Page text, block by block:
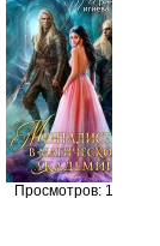
Просмотров: 129